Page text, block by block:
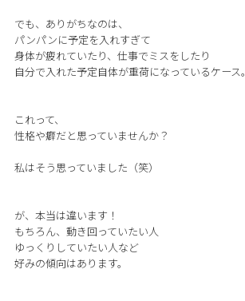
でも、ありがちなのは、
パンパンに予定を入れすぎて
身体が疲れていたり、仕事でミスをしたり
自分で入れた予定自体が重荷になっているケース。
これって、
性格や癖だと思っていませんか？
私はそう思っていました（笑）
が、本当は違います！
もちろん、動き回っていたい人
ゆっくりしていたい人など
好みの傾向はあります。